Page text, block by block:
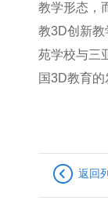
教学形态，
教3D创新
苑学校与三
国3D教育的
返回